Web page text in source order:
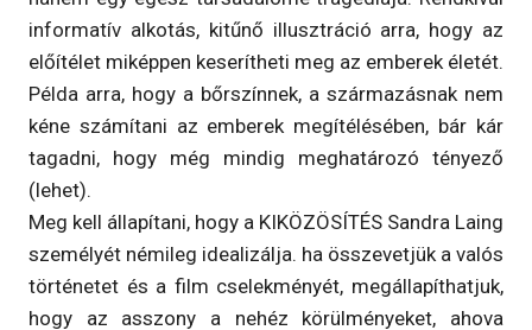
informatív alkotás, kitűnő illusztráció arra, hogy az
előítélet miképpen keserítheti meg az emberek életét.
Példa arra, hogy a bőrszínnek, a származásnak nem
kéne számítani az emberek megítélésében, bár kár
tagadni, hogy még mindig meghatározó tényező
(lehet).
Meg kell állapítani, hogy a KIKÖZÖSÍTÉS Sandra Laing
személyét némileg idealizálja. ha összevetjük a valós
történetet és a film cselekményét, megállapíthatjuk,
hogy az asszony a nehéz körülményeket, ahova